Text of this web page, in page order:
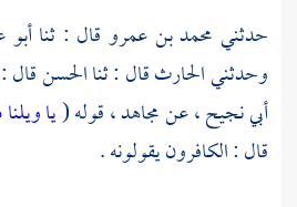
حدثني محمد بن عمرو قال : ثنا
وحدثنيالحارثقال : ثناالحسنقال
أبي نجيح ،عنمجاهد ،قوله (يا
قال : الكافرون يقولونه .